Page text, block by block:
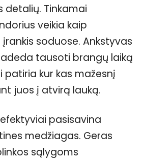
detalių. Tinkamai
veikia kaip
soduose. Ankstyvas
tausoti brangų laiką
patiria kur kas mažesnį
juos į atvirą lauką.
pasisavina
medžiagas. Geras
sąlygoms